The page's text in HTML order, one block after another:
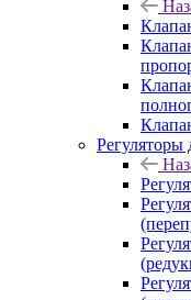
Регуляторы